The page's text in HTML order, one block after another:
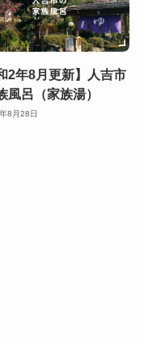
2年8月更新】人吉市
風呂（家族湯）
8月28日